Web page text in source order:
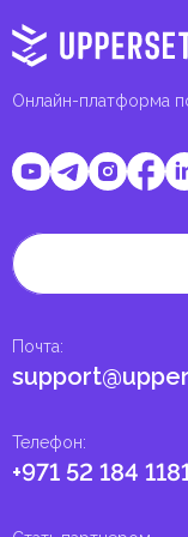
Онлайн-платформа
Телефон:
+971 52 184
Почта: